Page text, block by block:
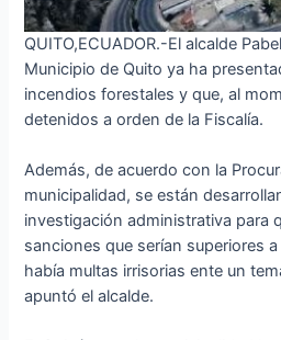
QUITO,ECUADOR.-El alcalde
Municipio de Quito ya ha
incendios forestales y que, al
detenidos a orden de la Fiscalía.
Además, de acuerdo con la
municipalidad, se están
investigación administrativa para
sanciones que serían superiores
había multas irrisorias ente un
apuntó el alcalde.